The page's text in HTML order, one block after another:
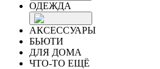
ОДЕЖДА
АКСЕССУАРЫ
БЬЮТИ
ДЛЯ ДОМА
ЧТО-ТО ЕЩЁ